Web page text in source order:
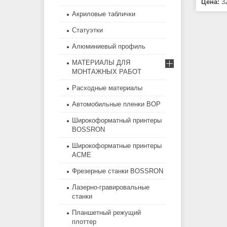
Цена:
Акриловые таблички
Статуэтки
Алюминиевый профиль
МАТЕРИАЛЫ ДЛЯ
МОНТАЖНЫХ РАБОТ
Расходные материалы
Автомобильные пленки BOP
Широкоформатный принтеры
BOSSRON
Широкоформатные принтеры
ACME
Фрезерные станки BOSSRON
Лазерно-гравировальные
станки
Планшетный режущий
плоттер